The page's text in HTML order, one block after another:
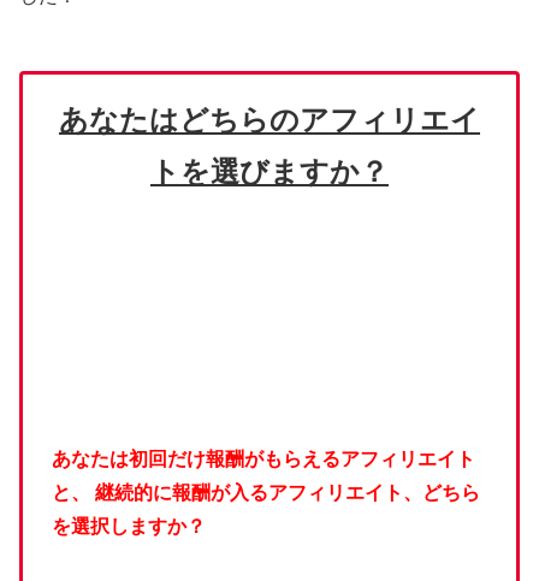
あなたはどちらのアフィリエイ
トを選びますか？
あなたは初回だけ報酬がもらえるアフィリエイト
と、
継続的に報酬が入るアフィリエイト、どちら
を選択しますか？